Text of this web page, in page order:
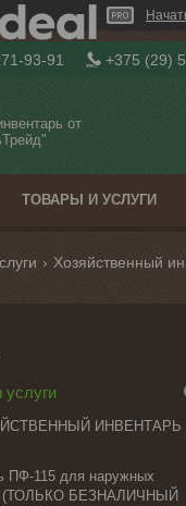
93-91 +375 (29)
от
ТОВАРЫ И УСЛУГИ
Хозяйственный
ИНВЕНТАРЬ
ПФ-115 для наружных
(ТОЛЬКО БЕЗНАЛИЧНЫЙ